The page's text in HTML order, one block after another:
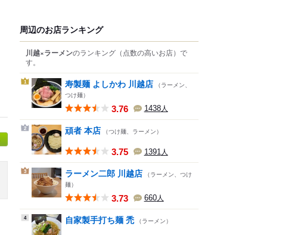
周辺のお店ランキング
川越×ラーメンのランキング （点数の高いお店） で
す。
1 寿製麺 よしかわ 川越店 （ラーメン、
つけ麺）
3.76 1438人
2 頑者 本店 （つけ麺、ラーメン）
3.75 1391 人
3 ラーメン二郎 川越店 （ラーメン、つけ
麺）
3.73 660人
4 自家製手打ち麺 禿 （ラーメン）